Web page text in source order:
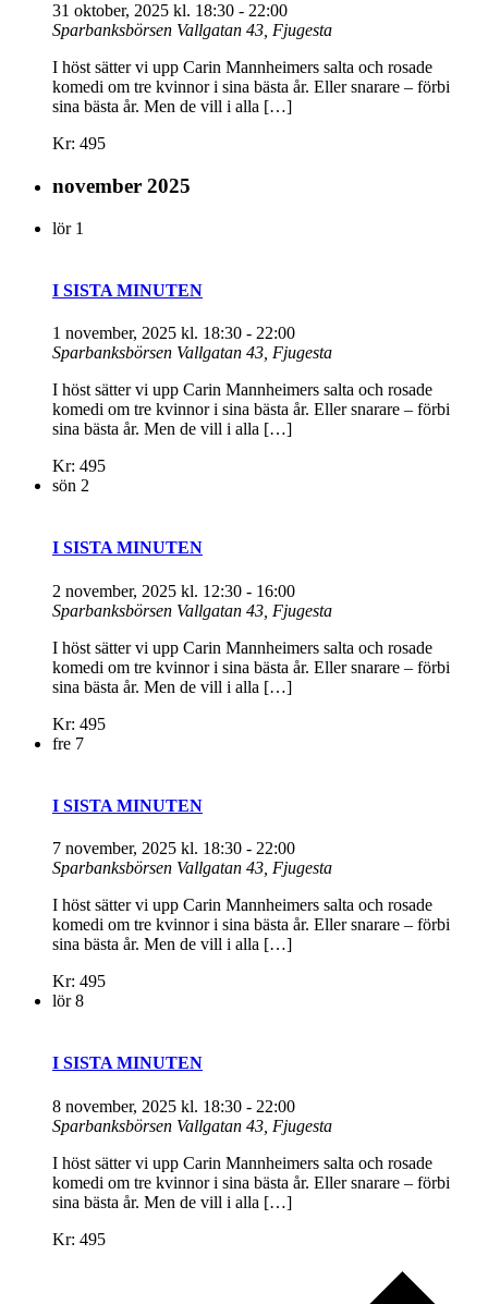
31 oktober, 2025 kl. 18:30 - 22:00
Sparbanksbörsen Vallgatan 43, Fjugesta
I höst sätter vi upp Carin Mannheimers salta och rosade
komedi om tre kvinnor i sina bästa år. Eller snarare – förbi
sina bästa år. Men de vill i alla […]
Kr: 495
november 2025
lör 1
I SISTA MINUTEN
1 november, 2025 kl. 18:30 - 22:00
Sparbanksbörsen Vallgatan 43, Fjugesta
I höst sätter vi upp Carin Mannheimers salta och rosade
komedi om tre kvinnor i sina bästa år. Eller snarare – förbi
sina bästa år. Men de vill i alla […]
Kr: 495
sön 2
I SISTA MINUTEN
2 november, 2025 kl. 12:30 - 16:00
Sparbanksbörsen Vallgatan 43, Fjugesta
I höst sätter vi upp Carin Mannheimers salta och rosade
komedi om tre kvinnor i sina bästa år. Eller snarare – förbi
sina bästa år. Men de vill i alla […]
Kr: 495
fre 7
I SISTA MINUTEN
7 november, 2025 kl. 18:30 - 22:00
Sparbanksbörsen Vallgatan 43, Fjugesta
I höst sätter vi upp Carin Mannheimers salta och rosade
komedi om tre kvinnor i sina bästa år. Eller snarare – förbi
sina bästa år. Men de vill i alla […]
Kr: 495
lör8
I SISTA MINUTEN
8 november, 2025 kl. 18:30 - 22:00
Sparbanksbörsen Vallgatan 43, Fjugesta
I höst sätter vi upp Carin Mannheimers salta och rosade
komedi om tre kvinnor i sina bästa år. Eller snarare – förbi
sina bästa år. Men de vill i alla […]
Kr: 495